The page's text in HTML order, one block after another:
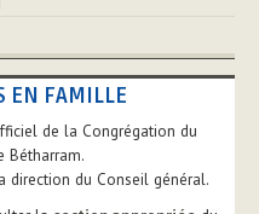
EN FAMILLE
de la Congrégation du
Bétharram.
direction du Conseil général.